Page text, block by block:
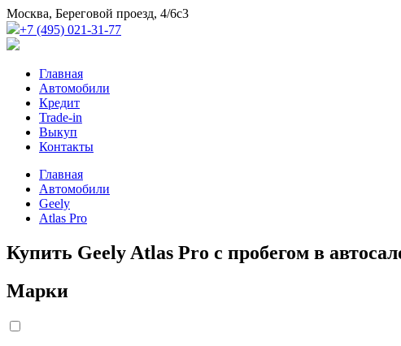
Москва, Береговой проезд, 4/6с3
+7 (495) 021-31-77
Главная
Автомобили
Кредит
Trade-in
Выкуп
Контакты
Главная
Автомобили
Geely
Atlas Pro
Купить Geely Atlas Pro с пробегом в
Марки